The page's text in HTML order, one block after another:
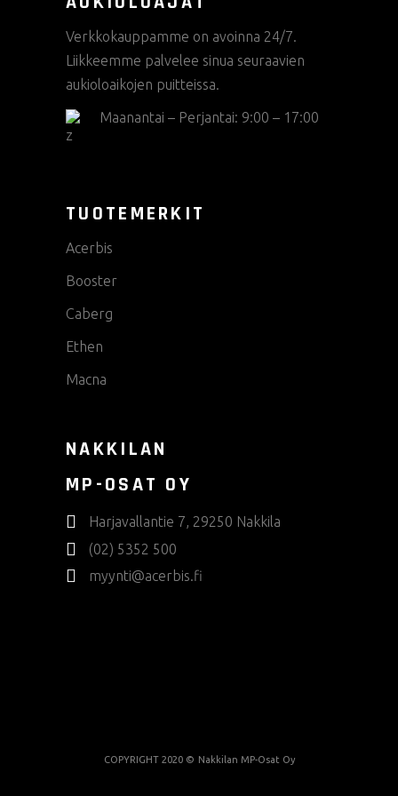
Verkkokauppamme on avoinna 24/7.
Liikkeemme palvelee sinua seuraavien
aukioloaikojen puitteissa.
Maanantai – Perjantai: 9:00 – 17:00
TUOTEMERKIT
Acerbis
Booster
Caberg
Ethen
Macna
NAKKILAN
MP-OSAT OY
Harjavallantie 7, 29250 Nakkila
(02) 5352 500
myynti@acerbis.fi
COPYRIGHT 2020 © Nakkilan MP-Osat Oy